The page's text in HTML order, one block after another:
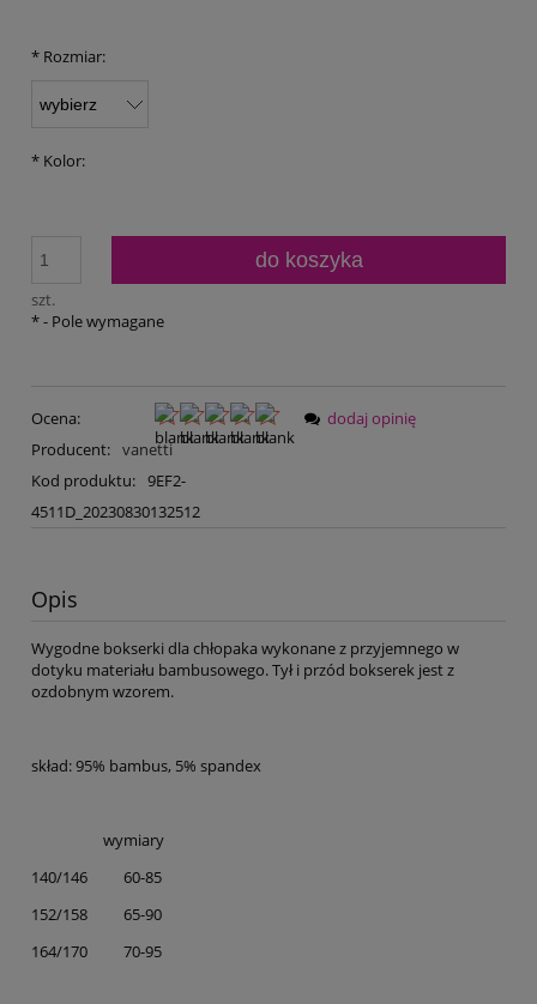
* Rozmiar:
* Kolor:
szt.
do koszyka
*- Pole wymagane
Ocena:
Producent: vanetti
Kod produktu: 9EF2-
4511D_20230830132512
dodaj opinię
Opis
Wygodne bokserki dla chłopaka wykonane z przyjemnego w
dotyku materiału bambusowego. Tył i przód bokserek jest z
ozdobnym wzorem.
skład: 95% bambus, 5% spandex
wymiary
140/146 60-85
152/158 65-90
164/170 70-95